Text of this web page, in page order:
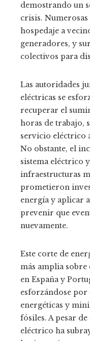
demostrando un
crisis.
hospedaje a
generadores, y
colectivos para
Las autoridades
eléctricas se
recuperar el
horas de trabajo,
servicio eléctrico
No obstante, el
sistema eléctrico
infraestructuras
prometieron
energía y aplicar
prevenir que
nuevamente.
Este corte de
más amplia sobre
en España y
esforzándose por
energéticas y
fósiles. A pesar
eléctrico ha